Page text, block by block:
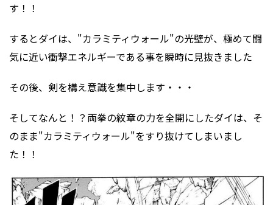
す！！
するとダイは、"カラミティウォール"の光壁が、極めて闘
気に近い衝撃エネルギーである事を瞬時に見抜きました
その後、剣を構え意識を集中します・・・
そしてなんと！？両拳の紋章の力を全開にしたダイは、そ
のまま"カラミティウォール"をすり抜けてしまいまし
た！！